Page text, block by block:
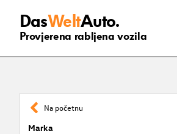
DasWeltAuto.
Provjerena rabljena vozila
Na početnu
Marka